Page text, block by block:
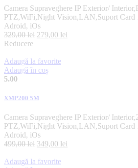
Camera Supraveghere IP Exterior/
PTZ,WiFi,Night Vision,LAN,Suport Card
Adroid, iOs
329,00lei 279,00 lei
Reducere
Adaugă la favorite
Adaugă în coș
5.00
XMP200 5M
Camera Supraveghere IP Exterior/
PTZ,WiFi,Night Vision,LAN,Suport Card
Adroid, iOs
499,00lei 349,00 lei
Adaugă la favorite